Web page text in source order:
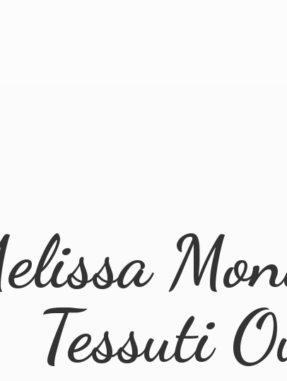
Tessuti